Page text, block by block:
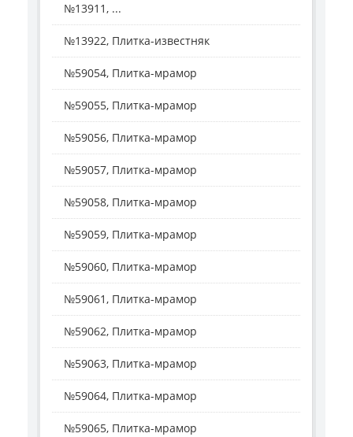
№13911, ...
№13922, Плитка-известняк
№59054, Плитка-мрамор
№59055, Плитка-мрамор
№59056, Плитка-мрамор
№59057, Плитка-мрамор
№59058, Плитка-мрамор
№59059, Плитка-мрамор
№59060, Плитка-мрамор
№59061, Плитка-мрамор
№59062, Плитка-мрамор
№59063, Плитка-мрамор
№59064, Плитка-мрамор
№59065, Плитка-мрамор